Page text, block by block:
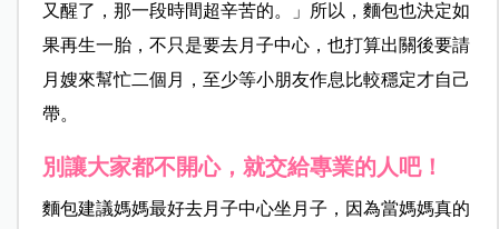
又醒了，那一段時間超辛苦的。」所以，麵包也決定如
果再生一胎，不只是要去月子中心，也打算出關後要請
月嫂來幫忙二個月，至少等小朋友作息比較穩定才自己
帶。
別讓大家都不開心，就交給專業的人吧！
麵包建議媽媽最好去月子中心坐月子，因為當媽媽真的